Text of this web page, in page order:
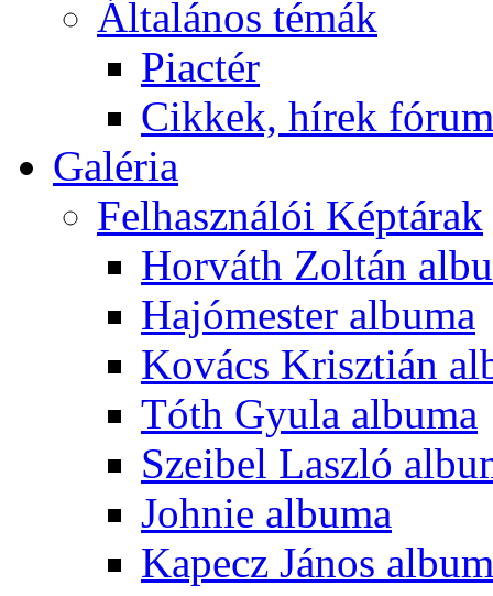
Általános témák
Piactér
Cikkek, hírek
Galéria
Felhasználói Képtárak
Horváth Zoltán
Hajómester albuma
Kovács Krisztián
Tóth Gyula albuma
Szeibel Laszló
Johnie albuma
Kapecz János